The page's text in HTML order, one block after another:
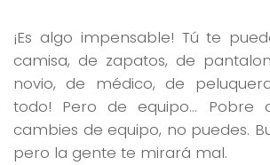
¡Es algo impensable! Tú te
camisa, de zapatos, de
novio, de médico, de
todo! Pero de equipo…
cambies de equipo, no puedes.
pero la gente te mirará mal.